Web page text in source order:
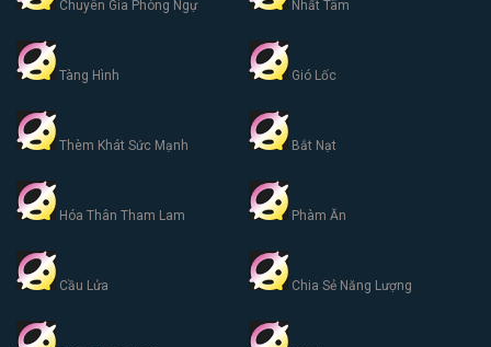
Chuyên Gia Phòng Ngự Nhất Tâm
Tàng Hình Gió Lốc
Thèm Khát Sức Mạnh Bắt Nạt
Hóa Thân Tham Lam Phàm Ăn
Cầu Lửa Chia Sẻ Năng Lượng